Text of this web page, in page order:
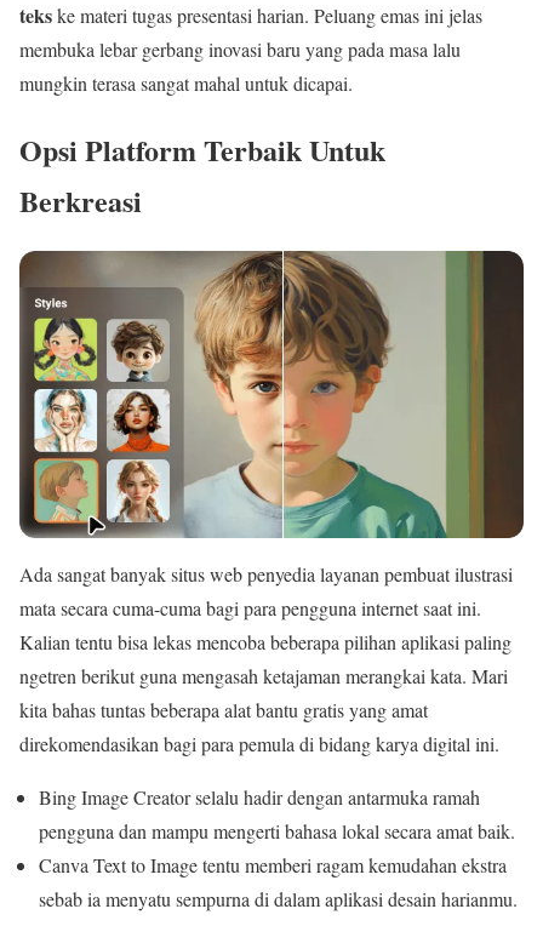
tekske materi tugas presentasi harian. Peluang emas ini jelas
membuka lebar gerbang inovasi baru yang pada masa lalu
mungkin terasa sangat mahal untuk dicapai.
Opsi Platform Terbaik Untuk
Berkreasi
Ada sangat banyak situs web penyedia layanan pembuat ilustrasi
mata secara cuma-cuma bagi para pengguna internet saat ini.
Kalian tentu bisa lekas mencoba beberapa pilihan aplikasi paling
ngetren berikut guna mengasah ketajaman merangkai kata. Mari
kita bahas tuntas beberapa alat bantu gratis yang amat
direkomendasikan bagi para pemula di bidang karya digital ini.
Bing Image Creator selalu hadir dengan antarmuka ramah
pengguna dan mampu mengerti bahasa lokal secara amat baik.
Canva Text to Image tentu memberi ragam kemudahan ekstra
sebab ia menyatu sempurna di dalam aplikasi desain harianmu.